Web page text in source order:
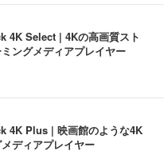
4K Select | 4Kの高画質スト
ングメディアプレイヤー
4K Plus | 映画館のような4K
ディアプレイヤー